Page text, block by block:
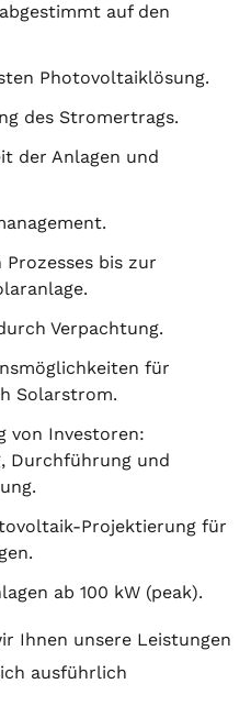
auf den
Photovoltaiklösung.
des Stromertrags.
der Anlagen und
bis zur
Verpachtung.
für
Solarstrom.
von Investoren:
, Durchführung und
Projektierung für
ab 100 kW (peak).
Ihnen unsere Leistungen
ausführlich